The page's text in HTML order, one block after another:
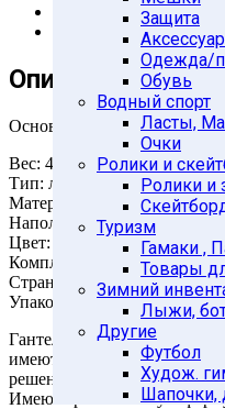
Защита
Одежда/
Обувь
Водный спорт
Ласты,
Очки
Ролики и
Ролики и
Туризм
Гамаки ,
Товары
Зимний
Лыжи,
Другие
Футбол
Худож.
Шапочки,
Описание
Основные характеристики
Вес: 4кг
Тип: литая, неразборная
Материал корпуса:
Наполнитель: композитная
Цвет: серебро
Комплектность: 1шт
Страна-производитель:
Упаковка: термопленка
Гантели для фитнеса,
имеют небольшой вес (в
решение и продуманный
Имеют эргономичную